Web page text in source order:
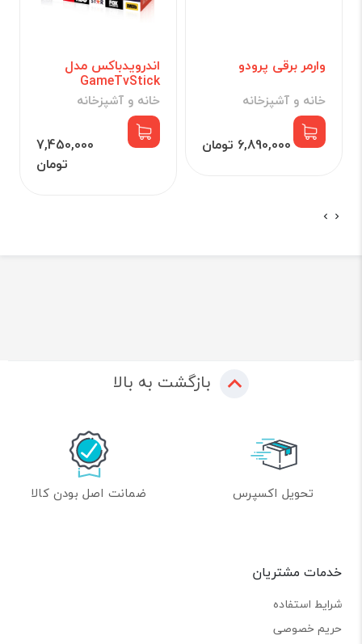
وارمر برقی پرودو
خانه و آشپزخانه
6,890,000 تومان
اندرویدباکس مدل
GameTvStick
خانه و آشپزخانه
7,450,000
تومان
بازگشت به بالا
تحویل اکسپرس ضمانت اصل بودن کالا
خدمات مشتریان
شرایط استفاده
حریم خصوصی